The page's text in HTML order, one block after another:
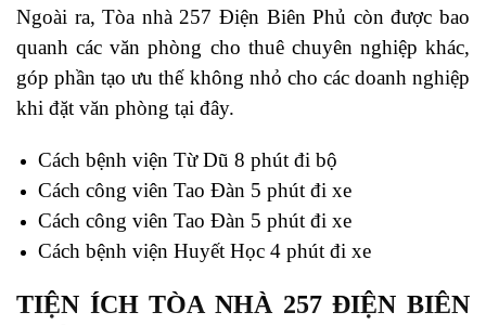
Ngoài ra, Tòa nhà 257 Điện Biên Phủ còn được bao
quanh các văn phòng cho thuê chuyên nghiệp khác,
góp phần tạo ưu thế không nhỏ cho các doanh nghiệp
khi đặt văn phòng tại đây.
Cách bệnh viện Từ Dũ 8 phút đi bộ
Cách công viên Tao Đàn 5 phút đi xe
Cách công viên Tao Đàn 5 phút đi xe
Cách bệnh viện Huyết Học 4 phút đi xe
TIỆN ÍCH TÒA NHÀ 257 ĐIỆN BIÊN